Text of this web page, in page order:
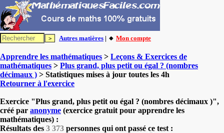
Autres matières | 🔸 Mon compte
Apprendre les mathématiques > Leçons & Exercices de
mathématiques > Plus grand, plus petit ou égal ? (nombres
décimaux ) > Statistiques mises à jour toutes les 4h
Retourner à l'exercice
Exercice "Plus grand, plus petit ou égal ? (nombres décimaux )",
créé par anonyme (exercice gratuit pour apprendre les
mathématiques) :
Résultats des 3 373 personnes qui ont passé ce test :